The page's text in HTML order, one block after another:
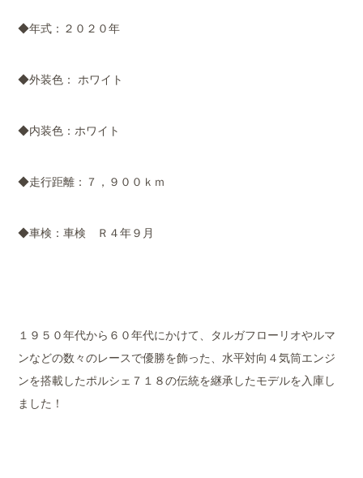
◆年式：２０２０年
◆外装色： ホワイト
◆内装色：ホワイト
◆走行距離：７，９００ｋｍ
◆車検 ：車検 Ｒ４年９月
１９５０年代から６０年代にかけて、タルガフローリオやルマ
ンなどの数々のレースで優勝を飾った、水平対向４気筒エンジ
ンを搭載したポルシェ７１８の伝統を継承したモデルを入庫し
ました！